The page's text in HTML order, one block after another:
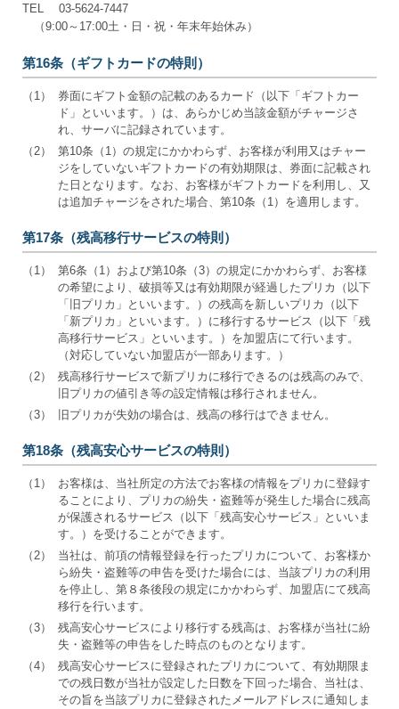
TEL 03-5624-7447
（9:00～17:00土・日・祝・年末年始休み）
第16条（ギフトカードの特則）
（1）
券面にギフト金額の記載のあるカード（以下「ギフトカー
ド」といいます。）は、あらかじめ当該金額がチャージさ
れ、サーバに記録されています。
（2）
第10条（1）の規定にかかわらず、お客様が利用又はチャー
ジをしていないギフトカードの有効期限は、券面に記載され
た日となります。なお、お客様がギフトカードを利用し、又
は追加チャージをされた場合、第10条（1）を適用します。
第17条（残高移行サービスの特則）
（1）
第6条（1）および第10条（3）の規定にかかわらず、お客様
の希望により、破損等又は有効期限が経過したプリカ（以下
「旧プリカ」といいます。）の残高を新しいプリカ（以下
「新プリカ」といいます。）に移行するサービス（以下「残
高移行サービス」といいます。）を加盟店にて行います。
（対応していない加盟店が一部あります。）
（2）
残高移行サービスで新プリカに移行できるのは残高のみで、
旧プリカの値引き等の設定情報は移行されません。
（3）
旧プリカが失効の場合は、残高の移行はできません。
第18条（残高安心サービスの特則）
（1）
お客様は、当社所定の方法でお客様の情報をプリカに登録す
ることにより、プリカの紛失・盗難等が発生した場合に残高
が保護されるサービス（以下「残高安心サービス」といいま
す。）を受けることができます。
（2）
当社は、前項の情報登録を行ったプリカについて、お客様か
ら紛失・盗難等の申告を受けた場合には、当該プリカの利用
を停止し、第８条後段の規定にかかわらず、加盟店にて残高
移行を行います。
（3）
残高安心サービスにより移行する残高は、お客様が当社に紛
失・盗難等の申告をした時点のものとなります。
（4）
残高安心サービスに登録されたプリカについて、有効期限ま
での残日数が当社が設定した日数を下回った場合、当社は、
その旨を当該プリカに登録されたメールアドレスに通知しま